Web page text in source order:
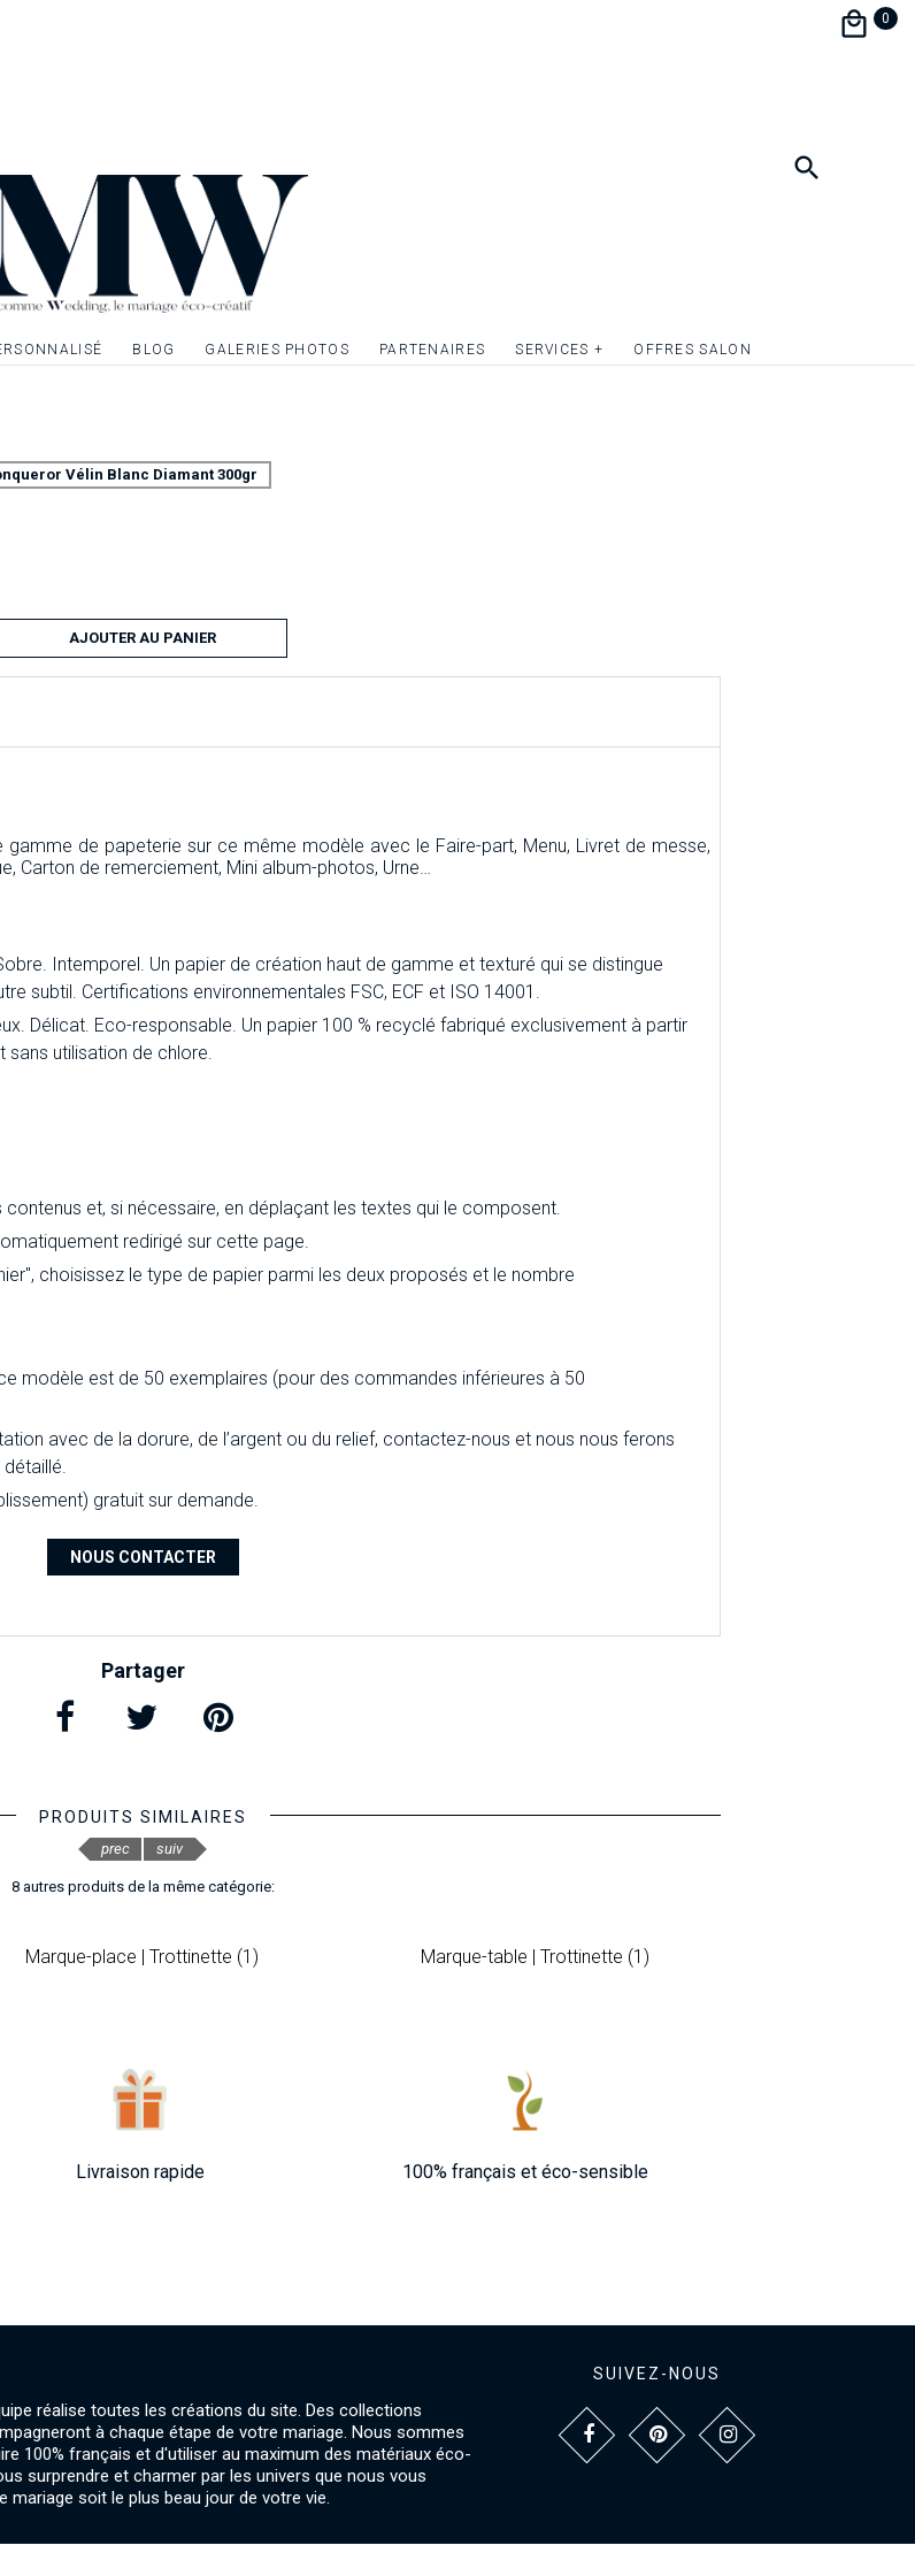
0
BLOG GALERIES PHOTOS PARTENAIRES SERVICES + OFFRES SALON
dorure, de l’argent ou tout simplement donner du relief aux
textes ou à un ou plusieurs éléments graphiques. Devis sur
demande.
Vélin Blanc Diamant 300gr
AJOUTER AU PANIER
de papeterie sur ce même modèle avec le Faire-part, Menu, Livret de messe,
Carton de remerciement, Mini album-photos, Urne…
Intemporel. Un papier de création haut de gamme et texturé qui se distingue
subtil. Certifications environnementales FSC, ECF et ISO 14001.
Délicat. Eco-responsable. Un papier 100 % recyclé fabriqué exclusivement à partir
utilisation de chlore.
et, si nécessaire, en déplaçant les textes qui le composent.
redirigé sur cette page.
choisissez le type de papier parmi les deux proposés et le nombre
modèle est de 50 exemplaires (pour des commandes inférieures à 50
avec de la dorure, de l’argent ou du relief, contactez-nous et nous nous ferons
gratuit sur demande.
NOUS CONTACTER
Partager
PRODUITS SIMILAIRES
8 autres produits de la même catégorie:
Marque-place | Trottinette (1) Marque-table | Trottinette (1)
prec suiv
Livraison rapide 100% français et éco-sensible
réalise toutes les créations du site. Des collections
à chaque étape de votre mariage. Nous sommes
100% français et d'utiliser au maximum des matériaux éco-
surprendre et charmer par les univers que nous vous
mariage soit le plus beau jour de votre vie.
SUIVEZ-NOUS